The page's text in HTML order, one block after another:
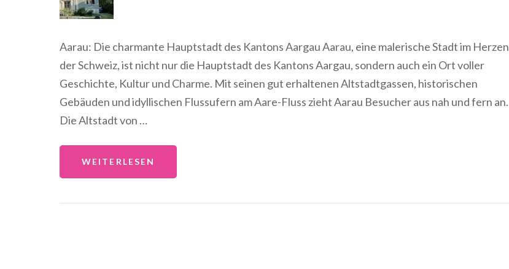
Aarau: Die charmante Hauptstadt des Kantons Aargau Aarau, eine malerische Stadt im Herzen
der Schweiz, ist nicht nur die Hauptstadt des Kantons Aargau, sondern auch ein Ort voller
Geschichte, Kultur und Charme. Mit seinen gut erhaltenen Altstadtgassen, historischen
Gebäuden und idyllischen Flussufern am Aare-Fluss zieht Aarau Besucher aus nah und fern an.
Die Altstadt von …
WEITERLESEN